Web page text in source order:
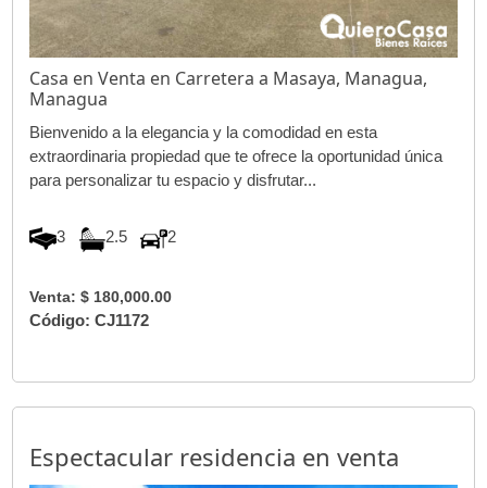
Casa en Venta en Carretera a Masaya, Managua,
Managua
Bienvenido a la elegancia y la comodidad en esta
extraordinaria propiedad que te ofrece la oportunidad única
para personalizar tu espacio y disfrutar...
3 2.5 2
Venta: $ 180,000.00
Código: CJ1172
Espectacular residencia en venta